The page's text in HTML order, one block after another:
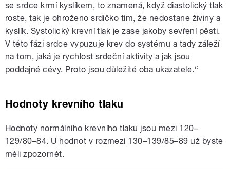
se srdce krmí kyslíkem, to znamená, když diastolický tlak
roste, tak je ohroženo srdíčko tím, že nedostane živiny a
kyslík. Systolický krevní tlak je zase jakoby sevření pěsti.
V této fázi srdce vypuzuje krev do systému a tady záleží
na tom, jaká je rychlost srdeční aktivity a jak jsou
poddajné cévy. Proto jsou důležité oba ukazatele.“
Hodnoty krevního tlaku
Hodnoty normálního krevního tlaku jsou mezi 120–
129/80–84. U hodnot v rozmezí 130–139/85–89 už byste
měli zpozornět.